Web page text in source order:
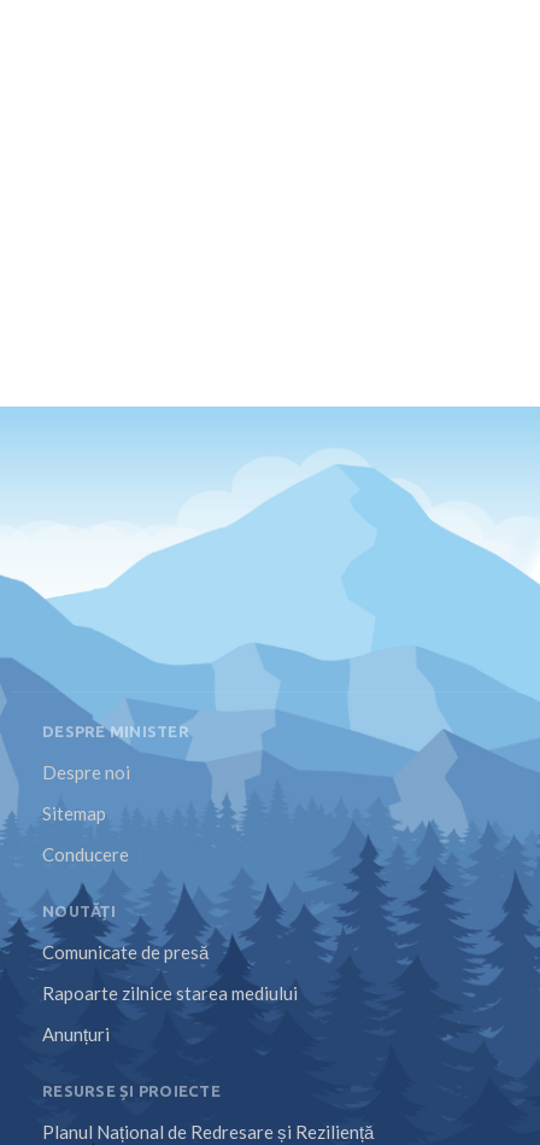
DESPRE MINISTER
Despre noi
Sitemap
Conducere
NOUTĂȚI
Comunicate de presă
Rapoarte zilnice starea mediului
Anunțuri
RESURSE ȘI PROIECTE
Planul Național de Redresare și Reziliență